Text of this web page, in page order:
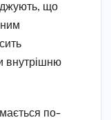
що
внутрішню
по-